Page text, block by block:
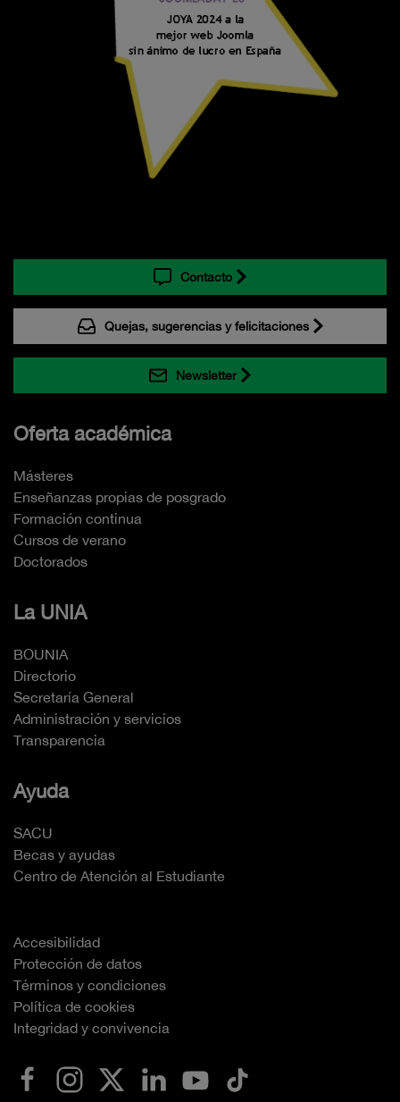
Contacto
Quejas, sugerencias y felicitaciones
Newsletter
Oferta académica
Másteres
Enseñanzas propias de posgrado
Formación continua
Cursos de verano
Doctorados
La UNIA
BOUNIA
Directorio
Secretaría General
Administración y servicios
Transparencia
Ayuda
SACU
Becas y ayudas
Centro de Atención al Estudiante
Accesibilidad
Protección de datos
Términos y condiciones
Política de cookies
Integridad y convivencia